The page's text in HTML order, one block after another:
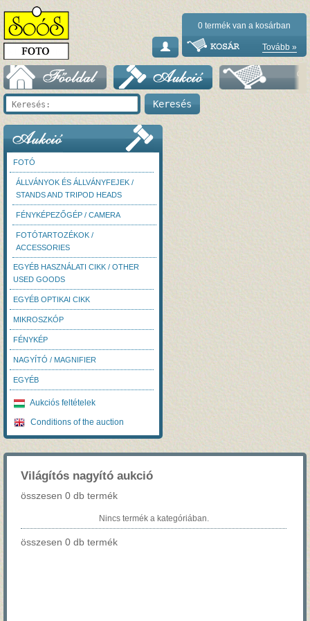
0 termék van a kosárban
Tovább »
FOTÓ
ÁLLVÁNYOK ÉS ÁLLVÁNYFEJEK /
STANDS AND TRIPOD HEADS
FÉNYKÉPEZŐGÉP / CAMERA
FOTÓTARTOZÉKOK /
ACCESSORIES
EGYÉB HASZNÁLATI CIKK / OTHER
USED GOODS
EGYÉB OPTIKAI CIKK
MIKROSZKÓP
FÉNYKÉP
NAGYÍTÓ / MAGNIFIER
EGYÉB
Aukciós feltételek
Conditions of the auction
Világítós nagyító aukció
összesen 0 db termék
Nincs termék a kategóriában.
összesen 0 db termék